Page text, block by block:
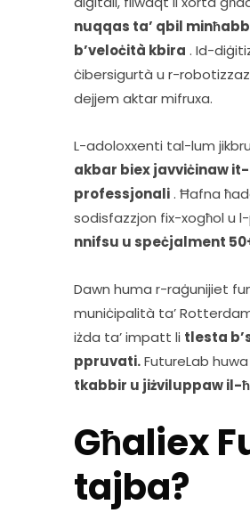
nuqqas ta’ qbil
b’veloċità kbira . Id-
ċibersigurtà u r-
dejjem aktar mifruxa.
L-adoloxxenti tal-lum
akbar biex javviċinaw
professjonali . Ħafna
sodisfazzjon fix-xogħol u
nnifsu u speċjalment
Dawn huma r-raġunijiet
muniċipalità ta’
iżda ta’ impatt li tlesta
ppruvati. FutureLab
tkabbir u jiżviluppaw il-
Għaliex
tajba?